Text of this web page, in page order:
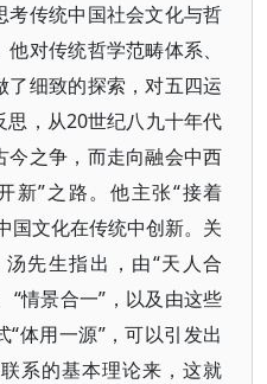
考传统中国社会文化与哲
对传统哲学范畴体系、
了细致的探索，对五四运
，从20世纪八九十年代
今之争，而走向融会中西
新”之路。他主张“接着
国文化在传统中创新。关
先生指出，由“天人合
“情景合一”，以及由这些
体用一源”，可以引发出
系的基本理论来，这就